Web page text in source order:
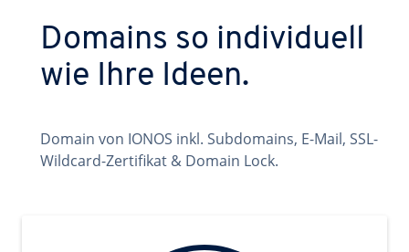
Domains so individuell
wie Ihre Ideen.
Domain von IONOS inkl. Subdomains, E-Mail, SSL-
Wildcard-Zertifikat & Domain Lock.